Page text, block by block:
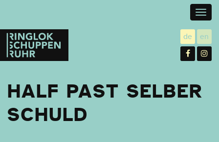
Ringlokschuppen
Ruhr
de utsch
en
HALF PAST SELBER
SCHULD